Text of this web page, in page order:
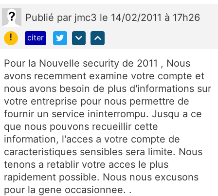
Publié par jmc3 le 14/02/2011 à 17h26
!
citer
Pour la Nouvelle security de 2011 , Nous
avons recemment examine votre compte et
nous avons besoin de plus d'informations sur
votre entreprise pour nous permettre de
fournir un service ininterrompu. Jusqu a ce
que nous pouvons recueillir cette
information, l'acces a votre compte de
caracteristiques sensibles sera limite. Nous
tenons a retablir votre acces le plus
rapidement possible. Nous nous excusons
pour la gene occasionnee. .